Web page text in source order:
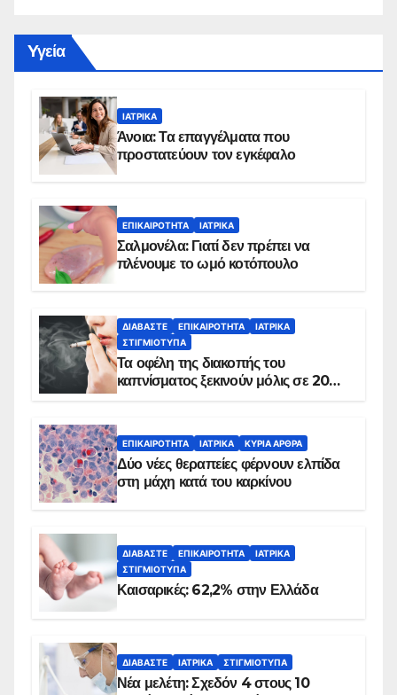
Yγεία
ΙΑΤΡΙΚΆ
Άνοια: Τα επαγγέλματα που
προστατεύουν τον εγκέφαλο
ΕΠΙΚΑΙΡΌΤΗΤΑ ΙΑΤΡΙΚΆ
Σαλμονέλα: Γιατί δεν πρέπει να
πλένουμε το ωμό κοτόπουλο
ΔΙΑΒΆΣΤΕ ΕΠΙΚΑΙΡΌΤΗΤΑ
ΙΑΤΡΙΚΆ
ΣΤΙΓΜΙΌΤΥΠΑ
Τα οφέλη της διακοπής του
καπνίσματος ξεκινούν μόλις σε 20
ΕΠΙΚΑΙΡΌΤΗΤΑ ΙΑΤΡΙΚΆ ΚΥΡΙΑ ΑΡΘΡΑ
Δύο νέες θεραπείες φέρνουν ελπίδα
στη μάχη κατά του καρκίνου
ΔΙΑΒΆΣΤΕ ΕΠΙΚΑΙΡΌΤΗΤΑ
ΙΑΤΡΙΚΆ
ΣΤΙΓΜΙΌΤΥΠΑ
Καισαρικές: 62,2% στην Ελλάδα
ΔΙΑΒΆΣΤΕ ΙΑΤΡΙΚΆ ΣΤΙΓΜΙΌΤΥΠΑ
Νέα μελέτη: Σχεδόν 4 στους 10